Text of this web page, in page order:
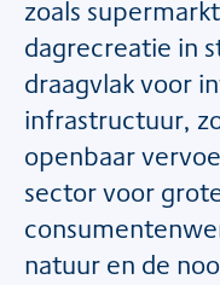
zoals
dagrecreatie in
draagvlak voor
infrastructuur,
openbaar
sector voor
natuur en de